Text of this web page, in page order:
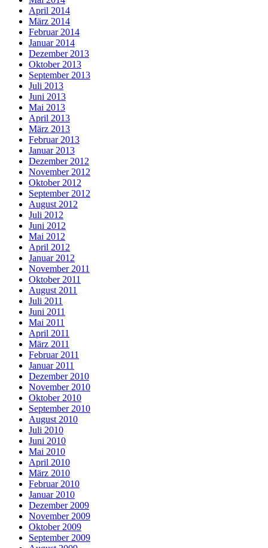
April 2014
März 2014
Februar 2014
Januar 2014
Dezember 2013
Oktober 2013
September 2013
Juli 2013
Juni 2013
Mai 2013
April 2013
März 2013
Februar 2013
Januar 2013
Dezember 2012
November 2012
Oktober 2012
September 2012
August 2012
Juli 2012
Juni 2012
Mai 2012
April 2012
Januar 2012
November 2011
Oktober 2011
August 2011
Juli 2011
Juni 2011
Mai 2011
April 2011
März 2011
Februar 2011
Januar 2011
Dezember 2010
November 2010
Oktober 2010
September 2010
August 2010
Juli 2010
Juni 2010
Mai 2010
April 2010
März 2010
Februar 2010
Januar 2010
Dezember 2009
November 2009
Oktober 2009
September 2009